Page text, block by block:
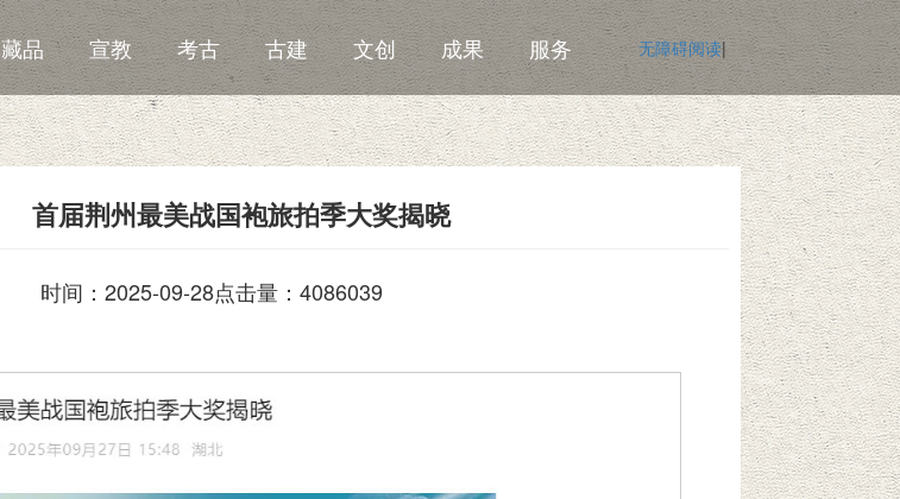
藏品 宣教 考古 古建 文创 成果 服务 无障碍阅读|
首届荆州最美战国袍旅拍季大奖揭晓
时间：2025-09-28点击量：4086039